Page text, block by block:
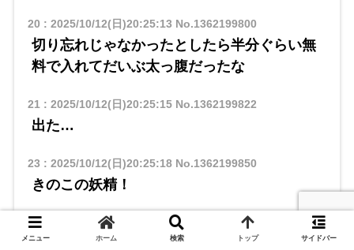
20 : 2025/10/12(日)20:25:13 No.1362199800
切り忘れじゃなかったとしたら半分ぐらい無
料で入れてだいぶ太っ腹だったな
21 : 2025/10/12(日)20:25:15No.1362199822
出た…
23 : 2025/10/12(日)20:25:18No.1362199850
きのこの妖精！
25: 2025/10/12(日)20:25:24No.1362199895
よかった…まともだ…
メニュー ホーム 検索 トップ サイドバー